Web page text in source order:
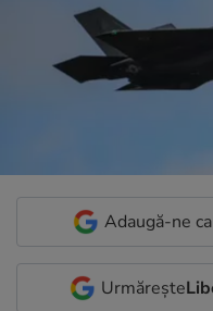
Adaugă-ne
Urmărește